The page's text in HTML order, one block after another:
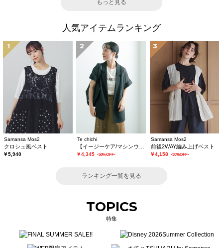
もっと見る
人気アイテムランキング
1
Samansa Mos2
クロシェ風ベスト
￥5,940
2
Te chichi
￥4,345 -50%OFF-
3
Samansa Mos2
前後2WAY編み上げベスト
￥4,158 -30%OFF-
ランキング一覧を見る
TOPICS
特集